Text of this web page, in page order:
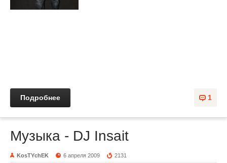
1
Подробнее
Музыка - DJ Insait
KosTYchEK 6 апреля 2009 2131